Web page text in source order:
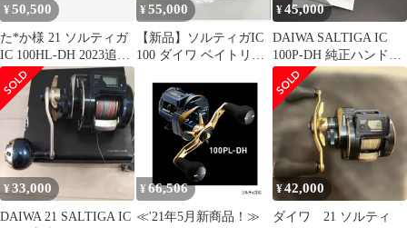
¥50,500
た*か様 21 ソルティガ
IC 100HL-DH 2023追加
機種
¥55,000
【新品】ソルティガIC
100 ダイワ ベイトリー
¥45,000
DAIWA SALTIGA IC
100P-DH 純正ハンドル
社外ハンドル付
¥33,000
DAIWA 21 SALTIGA IC
¥ 66,506
≪'21年5月新商品！≫
¥42,000
ダイワ 21 ソルティ